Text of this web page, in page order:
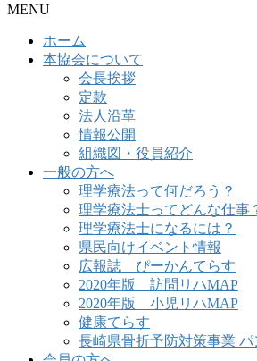
MENU
ホーム
本協会について
会長挨拶
定款
法人沿革
情報公開
組織図・役員紹介
一般の方へ
理学療法って何だろう？
理学療法士ってどんな仕事
理学療法士になるには？
県民向けイベント情報
広報誌 ぴーかんてらす
2020年版 訪問リハMAP
2020年版 小児リハMAP
健康てらす
長崎県骨折予防対策事業 パ